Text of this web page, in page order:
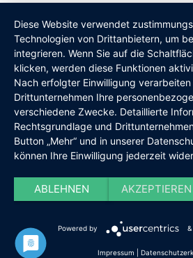
Diese Website verwendet
Technologien von Drittanbietern, um
integrieren. Wenn Sie auf die
klicken, werden diese Funktionen
Nach erfolgter Einwilligung
Drittunternehmen Ihre
verschiedene Zwecke. Detaillierte
Rechtsgrundlage und
Button „Mehr“ und in unserer
können Ihre Einwilligung jederzeit
ABLEHNEN AKZEPTIEREN
Powered by &
Impressum